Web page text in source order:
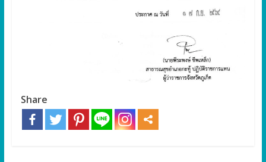
Share